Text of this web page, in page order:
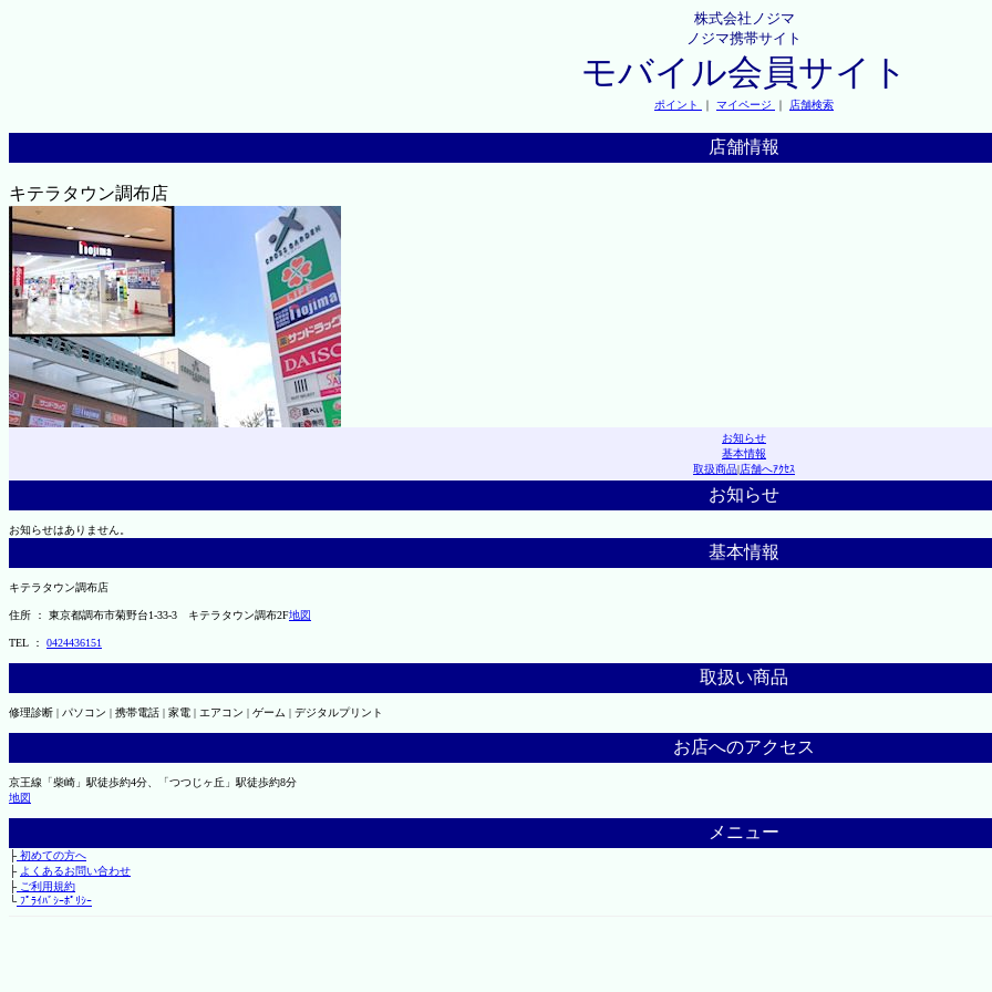
株式会社ノジマ
ノジマ携帯サイト
モバイル会員サイト
ポイント ｜ マイページ ｜ 店舗検索
店舗情報
キテラタウン調布店
お知らせ
基本情報
取扱商品|店舗へｱｸｾｽ
お知らせ
お知らせはありません。
基本情報
キテラタウン調布店
住所 ： 東京都調布市菊野台1-33-3 キテラタウン調布2F地図
TEL ： 0424436151
取扱い商品
修理診断 | パソコン | 携帯電話 | 家電 | エアコン | ゲーム | デジタルプリント
お店へのアクセス
京王線「柴崎」駅徒歩約4分、「つつじヶ丘」駅徒歩約8分
地図
メニュー
├初めての方へ
├ よくあるお問い合わせ
├ご利用規約
└ﾌﾟﾗｲﾊﾞｼｰﾎﾟﾘｼｰ